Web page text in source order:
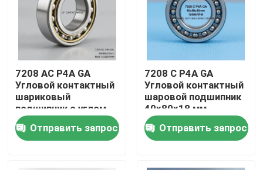
Дом
Продукты
О нас
7208 AC P4A GA
Угловой контактный
шариковый
подшипник с углом
соприкосновения 25°
40x80x18 мм для
16000 оборотов в
шпинделей
Отправить запрос
7208 C P4A GA
Угловой контактный
шаровой подшипник
40x80x18 мм
18000RPM для
тяжелого центра
обработки
Отправить запрос